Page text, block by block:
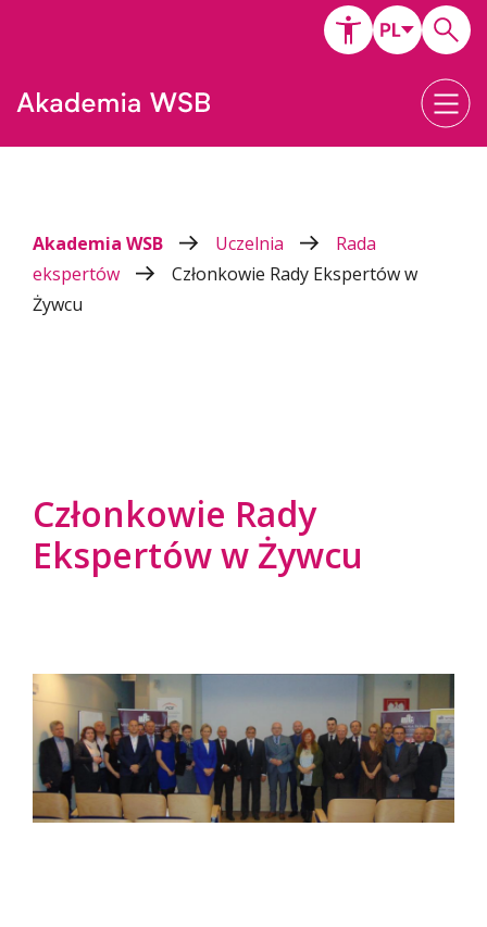
Akademia WSB Uczelnia
Rada
ekspertów
Członkowie Rady Ekspertów w
Żywcu
Członkowie Rady
Ekspertów w Żywcu